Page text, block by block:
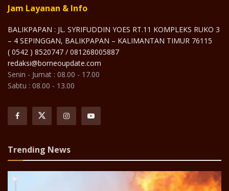
Jam Layanan & Info
BALIKPAPAN : JL. SYRIFUDDIN YOES RT.11 KOMPLEKS RUKO 3
– 4 SEPINGGAN, BALIKPAPAN – KALIMANTAN TIMUR 76115
( 0542 ) 8520747 / 081268005887
redaksi@borneoupdate.com
Senin - Jumat : 08.00 - 17.00
Sabtu : 08.00 - 13.00
Trending News